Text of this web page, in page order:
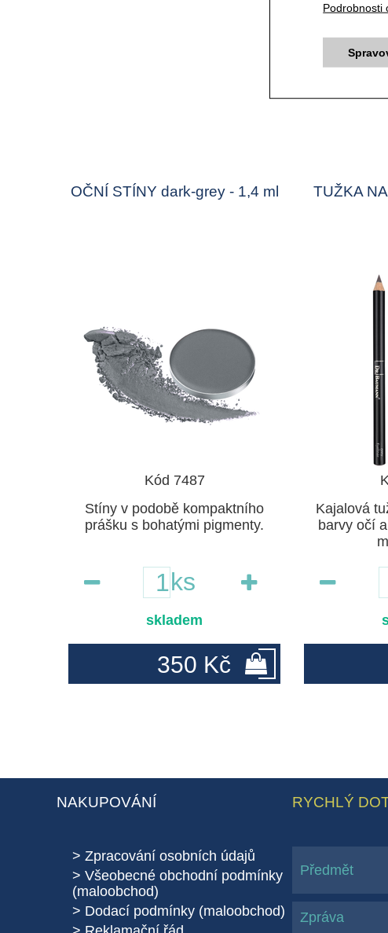
OČNÍ STÍNY dark-grey - 1,4 ml
Kód 7487
Stíny v podobě kompaktního
prášku s bohatými pigmenty.
ks
skladem
350 Kč
TUŽKA
Kajalová
barvy očí
NAKUPOVÁNÍ
Zpracování osobních údajů
Všeobecné obchodní podmínky
(maloobchod)
Dodací podmínky (maloobchod)
RYCHLÝ
Podrobnosti